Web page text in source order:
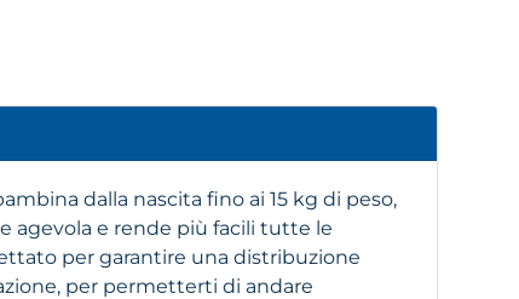
dalla nascita fino ai 15 kg di peso,
agevola e rende più facili tutte le
per garantire una distribuzione
per permetterti di andare